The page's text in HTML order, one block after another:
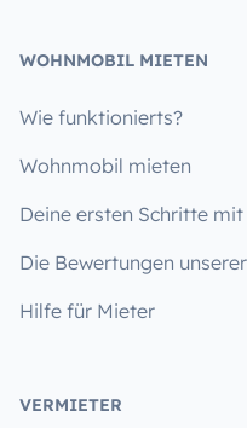
WOHNMOBIL MIETEN
Wie funktionierts?
Wohnmobil mieten
Deine ersten Schritte
Die Bewertungen
Hilfe für Mieter
VERMIETER